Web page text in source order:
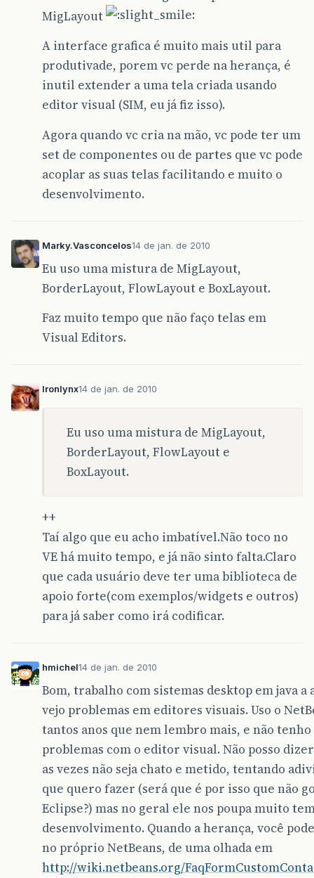
MigLayout
A interface grafica é muito mais util para
produtivade, porem vc perde na herança, é
inutil extender a uma tela criada usando
editor visual (SIM, eu já fiz isso).
Agora quando vc cria na mão, vc pode ter um
set de componentes ou de partes que vc pode
acoplar as suas telas facilitando e muito o
desenvolvimento.
Marky.Vasconcelos14 de jan. de 2010
Eu uso uma mistura de MigLayout,
BorderLayout, FlowLayout e BoxLayout.
Faz muito tempo que não faço telas em
Visual Editors.
Ironlynx14 de jan. de 2010
Eu uso uma mistura de MigLayout,
BorderLayout, FlowLayout e
BoxLayout.
++
Taí algo que eu acho imbatível.Não toco no
VE há muito tempo, e já não sinto falta.Claro
que cada usuário deve ter uma biblioteca de
apoio forte(com exemplos/widgets e outros)
para já saber como irá codificar.
hmichel14 de jan. de 2010
Bom, trabalho com sistemas desktop em java a
vejo problemas em editores visuais. Uso o
tantos anos que nem lembro mais, e não
problemas com o editor visual. Não posso
as vezes não seja chato e metido, tentando
que quero fazer (será que é por isso que não
Eclipse?) mas no geral ele nos poupa muito
desenvolvimento. Quando a herança, você
no próprio NetBeans, de uma olhada em
http://wiki.netbeans.org/